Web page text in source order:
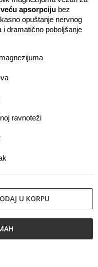
apsorpciju bez
opuštanje nervnog
dramatično poboljšanje
ravnoteži
U KORPU